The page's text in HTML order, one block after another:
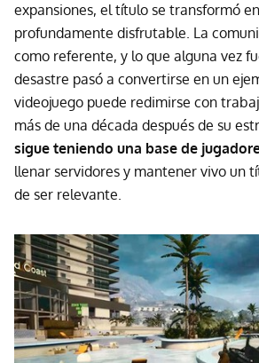
expansiones, el título se transformó
profundamente disfrutable. La
como referente, y lo que alguna vez
desastre pasó a convertirse en un
videojuego puede redimirse con
más de una década después de su
sigue teniendo una base de
llenar servidores y mantener vivo un
de ser relevante.